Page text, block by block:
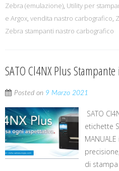
Zebra (emulazione), Utility per
e Argox, vendita nastro carbografico,
Zebra stampanti nastro carbografico
SATO Cl4NX Plus
Posted on 9 Marzo 2021
SATO
etichette
di